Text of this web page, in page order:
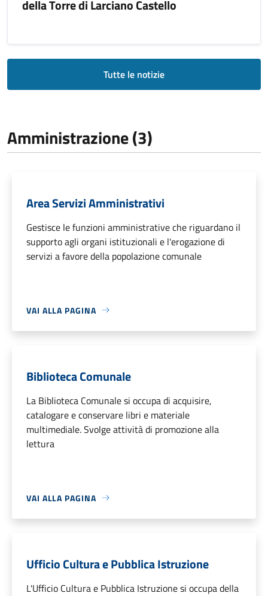
della Torre di Larciano Castello
Tutte le notizie
Amministrazione (3)
Area Servizi Amministrativi
Gestisce le funzioni amministrative che riguardano il
supporto agli organi istituzionali e l'erogazione di
servizi a favore della popolazione comunale
VAI ALLA PAGINA
Biblioteca Comunale
La Biblioteca Comunale si occupa di acquisire,
catalogare e conservare libri e materiale
multimediale. Svolge attività di promozione alla
lettura
VAI ALLA PAGINA
Ufficio Cultura e Pubblica Istruzione
L'Ufficio Cultura e Pubblica Istruzione si occupa della